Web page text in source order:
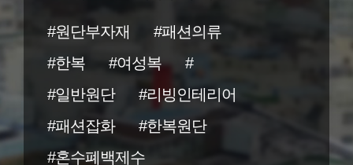
#원단부자재
#패션의류
#한복
#여성복
#
#일반원단
#리빙인테리어
#패션잡화
#한복원단
#혼수폐백제수